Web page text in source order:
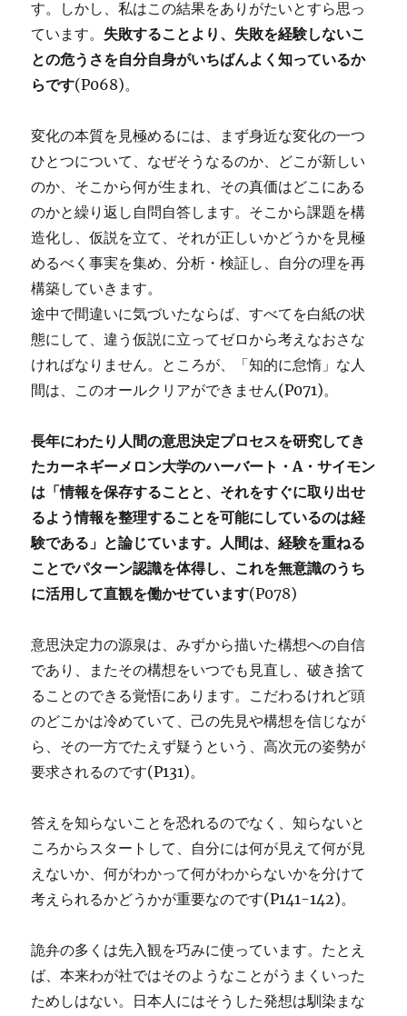
す。しかし、私はこの結果をありがたいとすら思っ
ています。 失敗することより、失敗を経験しないこ
との危うさを自分自身がいちばんよく知っているか
らです(P068)。
変化の本質を見極めるには、まず身近な変化の一つ
ひとつについて、なぜそうなるのか、どこが新しい
のか、そこから何が生まれ、その真価はどこにある
のかと繰り返し自問自答します。そこから課題を構
造化し、仮説を立て、それが正しいかどうかを見極
めるべく事実を集め、分析・検証し、自分の理を再
構築していきます。
途中で間違いに気づいたならば、すべてを白紙の状
態にして、違う仮説に立ってゼロから考えなおさな
ければなりません。ところが、「知的に怠惰」な人
間は、このオールクリアができません(P071)。
長年にわたり人間の意思決定プロセスを研究してき
たカーネギーメロン大学のハーバート・A・サイモン
は「情報を保存することと、それをすぐに取り出せ
るよう情報を整理することを可能にしているのは経
験である」と論じています。人間は、経験を重ねる
ことでパターン認識を体得し、これを無意識のうち
に活用して直観を働かせています(P078)
意思決定力の源泉は、みずから描いた構想への自信
であり、またその構想をいつでも見直し、破き捨て
ることのできる覚悟にあります。こだわるけれど頭
のどこかは冷めていて、己の先見や構想を信じなが
ら、その一方でたえず疑うという、高次元の姿勢が
要求されるのです(P131)。
答えを知らないことを恐れるのでなく、知らないと
ころからスタートして、自分には何が見えて何が見
えないか、何がわかって何がわからないかを分けて
考えられるかどうかが重要なのです(P141-142)。
詭弁の多くは先入観を巧みに使っています。たとえ
ば、本来わが社ではそのようなことがうまくいった
ためしはない。日本人にはそうした発想は馴染まな